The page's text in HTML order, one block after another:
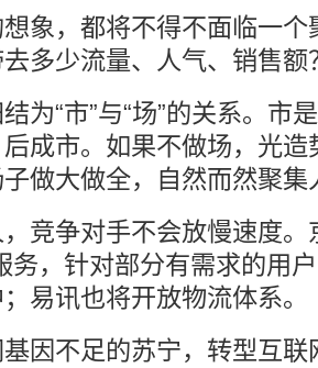
象，都将不得不面临一
多少流量、人气、销售额
为“市”与“场”的关系。市
成市。如果不做场，光
做大做全，自然而然聚集
竞争对手不会放慢速度。
务，针对部分有需求的用
易讯也将开放物流体系。
因不足的苏宁，转型互